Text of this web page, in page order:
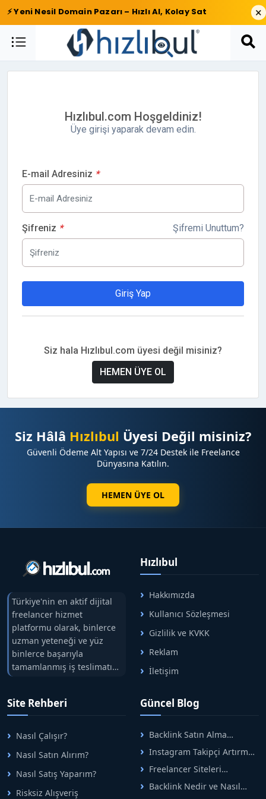
⚡ Yeni Nesil Domain Pazarı – Hızlı Al, Kolay Sat ×
Hızlıbul.com Hoşgeldiniz!
Üye girişi yaparak devam edin.
E-mail Adresiniz *
Şifremi Unuttum?
Şifreniz *
Giriş Yap
Siz hala Hızlıbul.com üyesi değil misiniz?
HEMEN ÜYE OL
Siz Hâlâ Hızlıbul Üyesi Değil misiniz?
Güvenli Ödeme Alt Yapısı ve 7/24 Destek ile Freelance
Dünyasına Katılın.
HEMEN ÜYE OL
Türkiye'nin en aktif dijital
freelancer hizmet
platformu olarak, binlerce
uzman yeteneği ve yüz
binlerce başarıyla
tamamlanmış iş teslimatını
tek çatıda buluşturuyoruz.
arasındaki süreci risksiz
alışveriş sistemi ile koruyan
ticaretin güvenli
adreslerinden birisidir.
Hızlıbul
Hakkımızda
Kullanıcı Sözleşmesi
Gizlilik ve KVKK
Reklam
İletişim
Site Rehberi
Nasıl Çalışır?
Nasıl Satın Alırım?
Nasıl Satış Yaparım?
Risksiz Alışveriş
Güncel Blog
Backlink Satın Alma
Rehberi: Güvenli SEO İçin
Doğru Adımlar
Instagram Takipçi Artırma
Yöntemleri: Organik Büyüme
Rehberi
Freelancer Siteleri
Arasında Doğru Seçim Nasıl
Yapılır
Backlink Nedir ve Nasıl